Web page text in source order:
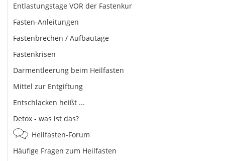
Entlastungstage VOR der Fastenkur
Fasten-Anleitungen
Fastenbrechen / Aufbautage
Fastenkrisen
Darmentleerung beim Heilfasten
Mittel zur Entgiftung
Entschlacken heißt ...
Detox - was ist das?
Heilfasten-Forum
Häufige Fragen zum Heilfasten